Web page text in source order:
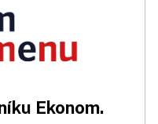
Ekonom.